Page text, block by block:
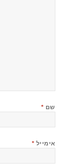
שם *
אימייל *